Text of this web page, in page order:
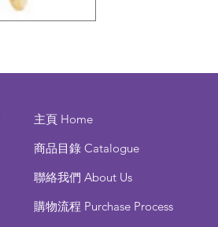
主頁 Home
商品目錄 ​Catalogue
聯絡我們 About Us
​購物流程 Purchase Process